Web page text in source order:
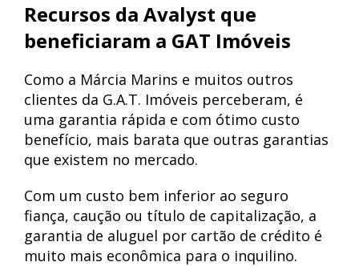
Recursos da Avalyst que
beneficiaram a GAT Imóveis
Como a Márcia Marins e muitos outros
clientes da G.A.T. Imóveis perceberam, é
uma garantia rápida e com ótimo custo
benefício, mais barata que outras garantias
que existem no mercado.
Com um custo bem inferior ao seguro
fiança, caução ou título de capitalização, a
garantia de aluguel por cartão de crédito é
muito mais econômica para o inquilino.